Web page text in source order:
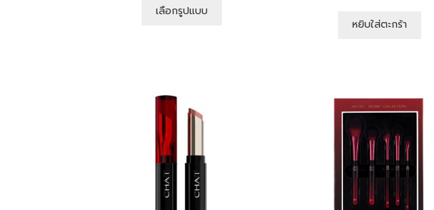
เลือกรูปแบบ
หยิบใส่ตะกร้า